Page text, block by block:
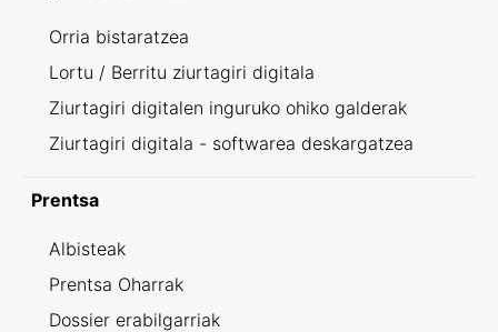
Orria bistaratzea
Lortu / Berritu ziurtagiri digitala
Ziurtagiri digitalen inguruko ohiko galderak
Ziurtagiri digitala - softwarea deskargatzea
Prentsa
Albisteak
Prentsa Oharrak
Dossier erabilgarriak